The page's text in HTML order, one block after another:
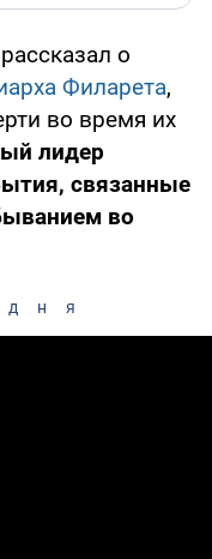
рассказал о
Филарета,
во время их
лидер
связанные
во
Video